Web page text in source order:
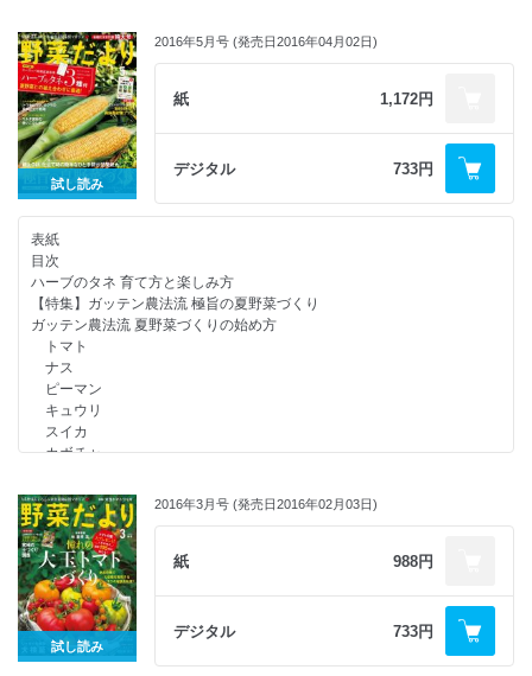
試してよかった！ 気になるグッズ 初心者でも簡単な充電式草刈機！
野菜よろず瓦版
【連載】岡本よりたかさんのプランターでつくる持続可能菜園(3) タネ
は記憶する
【連載】各地域から届く、季節の野菜づくりレポート 我が家の畑しごと
［8月～9月］
読者プレゼント
【別冊付録】福田流 秋冬野菜らくらく栽培ガイド
秋冬野菜がうまくいく 夏の土づくり
【連載】西村和雄さんの畑の食いしん坊教室(36) 畑の中の変わりもの編
金時ニンジン
【連載】福田流ノンストップ超混植栽培(3) 循環型“生ごみ液肥”をつくる
“根活”でよみがえる！ 夏バテ野菜の復活ワザ
自然の好循環で 秋採り野菜づくり
地這いキュウリ
サツマイモ
秋採りエダマメ
秋採りトウモロコシ
秋ジャガイモ
夏まきニンジン
【連載】木嶋先生の比べてわかる野菜の“性格” 第8回 サヤを食べるイン
ゲンとマメを食べるエダマメ
【連載】1平方メートルからはじめる「自然菜園」(15) 今から始める秋
キュウリが“ブロッコリーの土”を育てる
ニンジン名人 齊藤完一さん 香り高く、甘いニンジンをつくる名人ワザを
大公開
【連載】タカコ ナカムラ流 素材を活かす新調理法(5) 甘酒のスムージー
行列のできる 野菜だより相談所
イベント＆新刊情報
次号予告／編集後記
読者アンケート
試してよかった！ 気になるグッズ 肥えた畑の土で元気な苗を育てる！
野菜よろず瓦版
【連載】岡本よりたかさんのプランターでつくる持続可能菜園(2) 雑草
や虫たちの仕事
試し読み
2016年5月号 (発売日2016年04月02日)
紙 1,172円
デジタル 733円
表紙
目次
ハーブのタネ 育て方と楽しみ方
【特集】ガッテン農法流 極旨の夏野菜づくり
ガッテン農法流 夏野菜づくりの始め方
トマト
ナス
ピーマン
キュウリ
スイカ
カボチャ
オクラ
サトイモ
ラッカセイ
ベテラン菜園家たちのアイデア夏野菜づくり
【連載】西村和雄さんの畑の食いしん坊教室(35) 畑の中の変わりもの編
食用ホオズキ
【連載】福田流ノンストップ超混植栽培② 防虫ネットハウス“守るーむ”を
つくる
マルチ資材の使いこなしテク
試し読み
2016年3月号 (発売日2016年02月03日)
紙 988円
デジタル 733円